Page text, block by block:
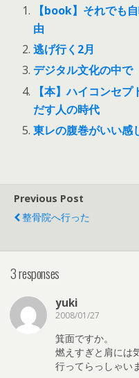
【book】それでも
由
逃げ行く2月
デジタル文化の中で
【本】ハイコンセ
だす人の時代
東レの腹巻がいい感
Previous Post
整骨院へ行った
3 responses
yuki
2008/01/27
箕面ですか。
燃えすぎと肩には
行ってらっしゃい